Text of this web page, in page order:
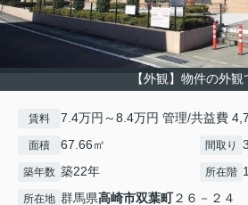
【外観】物件の外観
賃料 7.4万円～8.4万円 管理/共益費
面積 67.66㎡ 間取り
築年数 築22年 所在階
所在地 群馬県高崎市双葉町２６－２４